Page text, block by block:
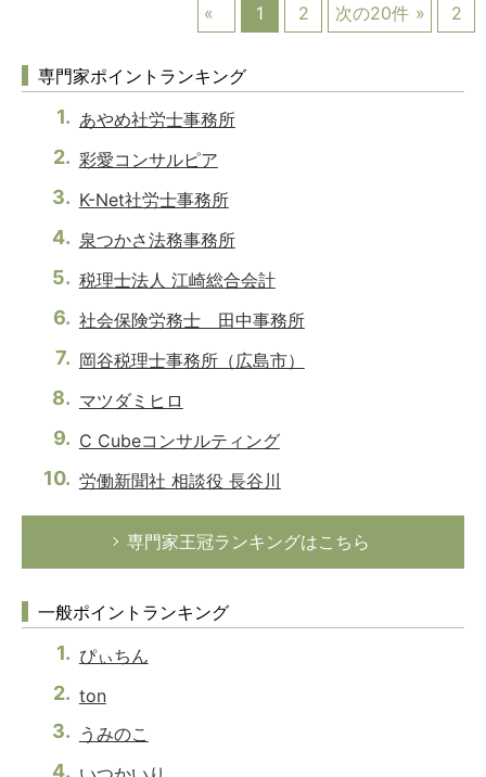
1
2 次の20件 2
専門家ポイントランキング
あやめ社労士事務所
彩愛コンサルピア
K-Net社労士事務所
泉つかさ法務事務所
税理士法人 江崎総合会計
社会保険労務士 田中事務所
岡谷税理士事務所（広島市）
マツダミヒロ
C Cubeコンサルティング
労働新聞社 相談役 長谷川
専門家王冠ランキングはこちら
一般ポイントランキング
ぴぃちん
ton
うみのこ